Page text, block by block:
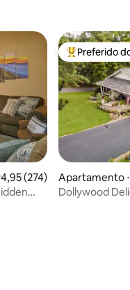
hóspedes
de uma avaliação
4,95 (274)
Entre os
Preferido
Apartamento
Dollywood